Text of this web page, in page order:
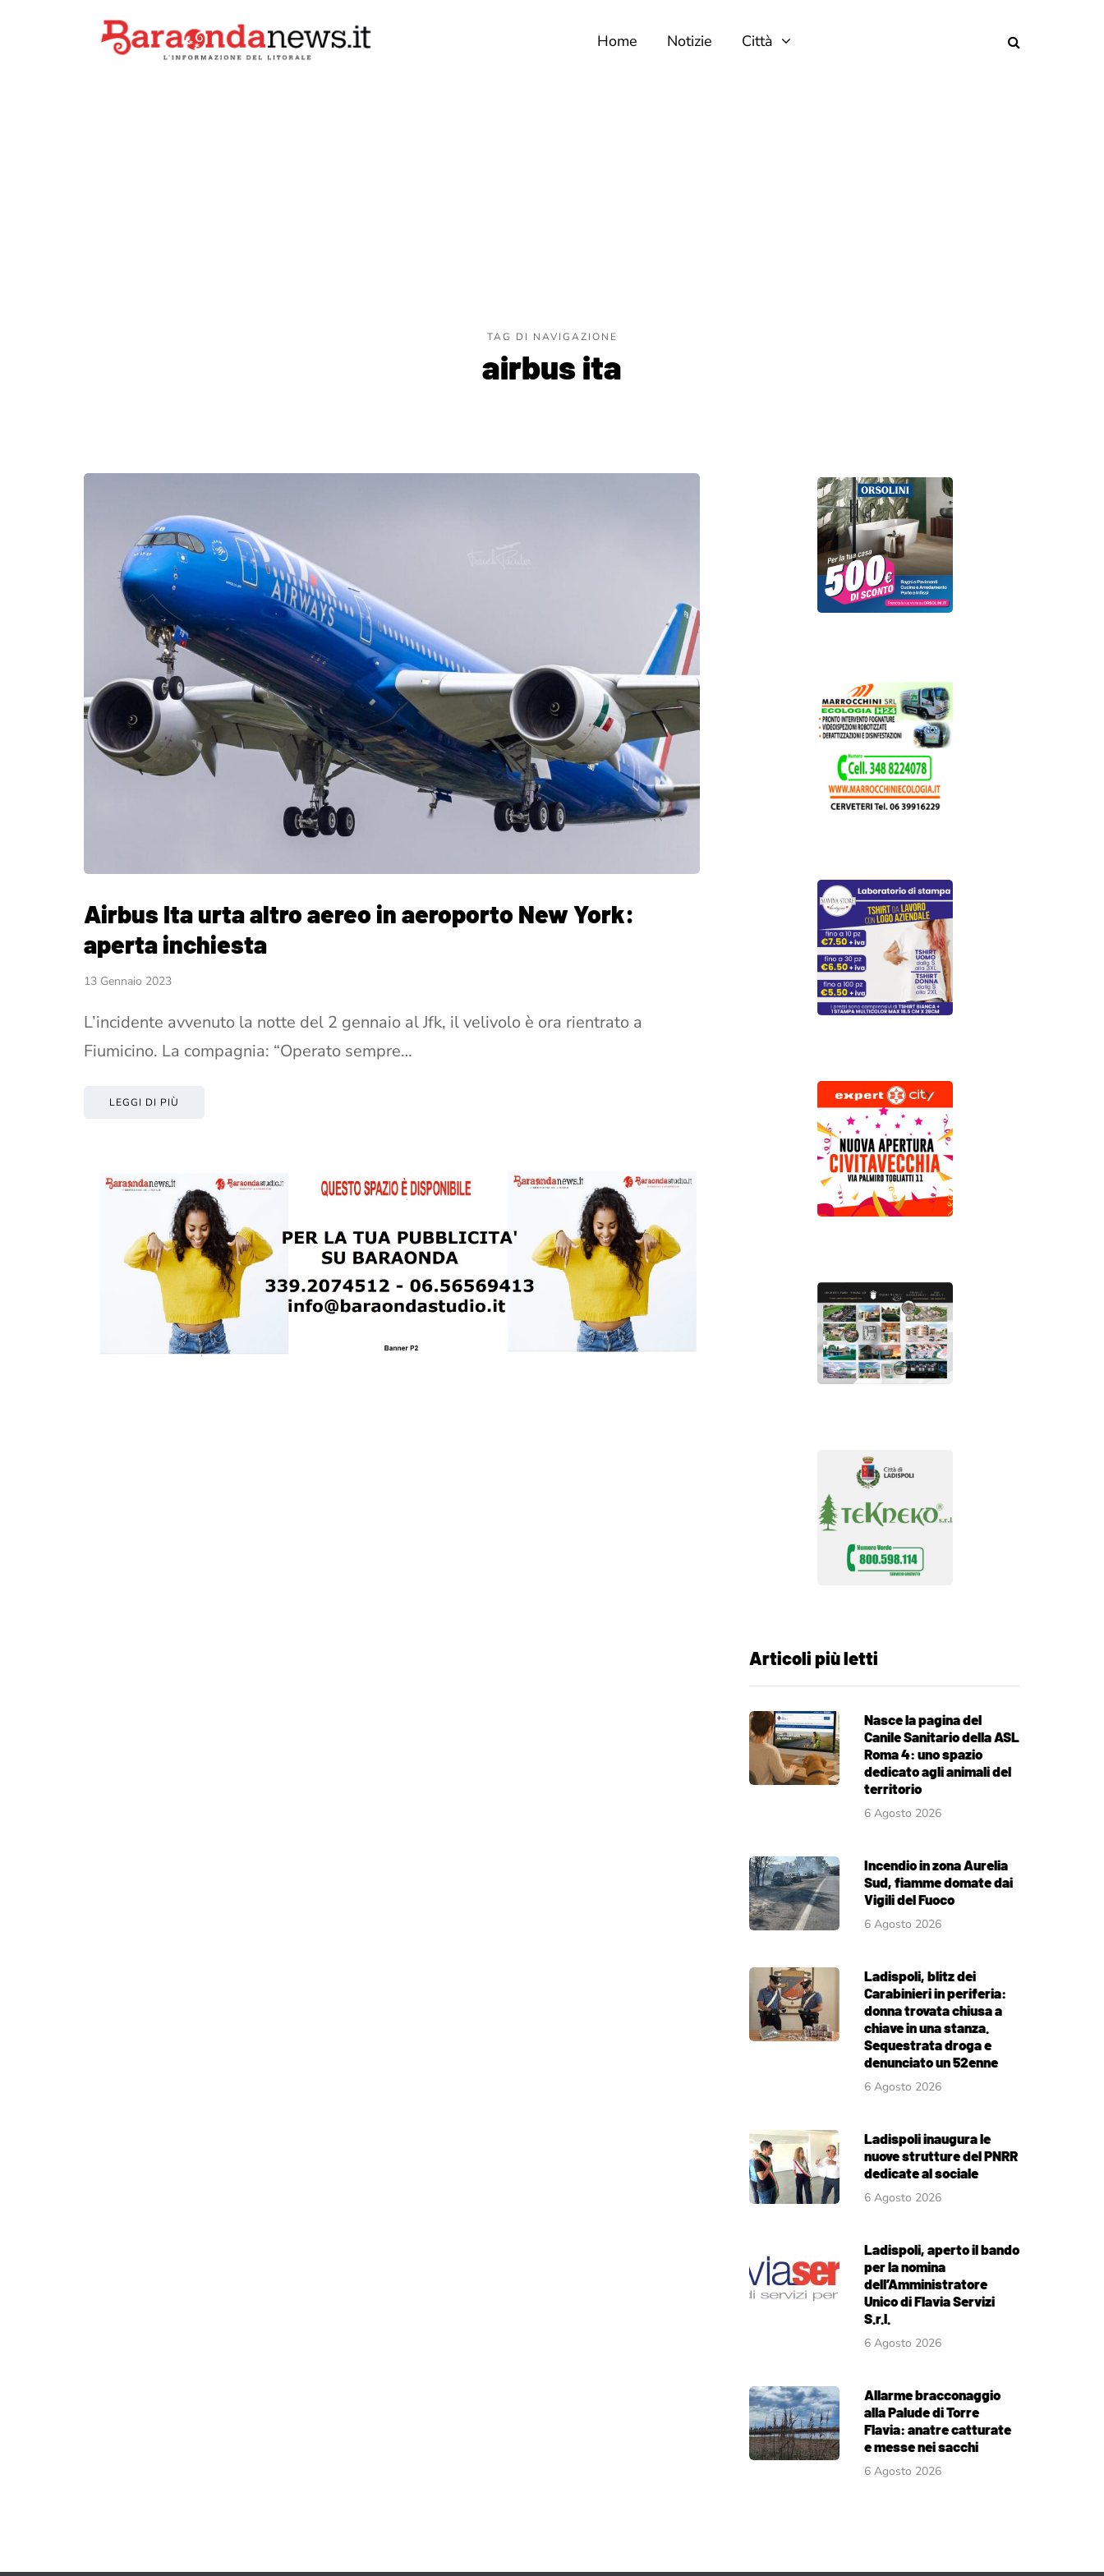
Home Notizie Città
TAG DI NAVIGAZIONE
airbus ita
Airbus Ita urta altro aereo in aeroporto New York:
aperta inchiesta
13 Gennaio 2023
L’incidente avvenuto la notte del 2 gennaio al Jfk, il velivolo è ora rientrato a
Fiumicino. La compagnia: “Operato sempre…
LEGGI DI PIÙ
Articoli più letti
Nasce la pagina del
Canile Sanitario della ASL
Roma 4: uno spazio
dedicato agli animali del
territorio
6 Agosto 2026
Incendio in zona Aurelia
Sud, fiamme domate dai
Vigili del Fuoco
6 Agosto 2026
Ladispoli, blitz dei
Carabinieri in periferia:
donna trovata chiusa a
chiave in una stanza.
Sequestrata droga e
denunciato un 52enne
6 Agosto 2026
Ladispoli inaugura le
nuove strutture del PNRR
dedicate al sociale
6 Agosto 2026
Ladispoli, aperto il bando
per la nomina
dell’Amministratore
Unico di Flavia Servizi
S.r.l.
6 Agosto 2026
Allarme bracconaggio
alla Palude di Torre
Flavia: anatre catturate
e messe nei sacchi
6 Agosto 2026